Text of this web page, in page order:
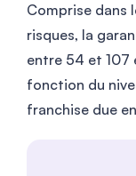
Comprise dans
risques, la
entre 54 et 107
fonction du
franchise due